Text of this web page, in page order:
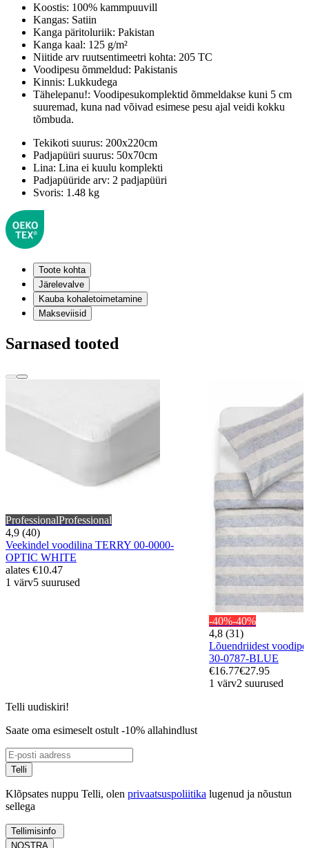
Koostis: 100% kammpuuvill
Kangas: Satiin
Kanga päritoluriik: Pakistan
Kanga kaal: 125 g/m²
Niitide arv ruutsentimeetri kohta: 205 TC
Voodipesu õmmeldud: Pakistanis
Kinnis: Lukkudega
Tähelepanu!: Voodipesukomplektid õmmeldakse kuni 5 cm
suuremad, kuna nad võivad esimese pesu ajal veidi kokku
tõmbuda.
Tekikoti suurus: 200x220cm
Padjapüüri suurus: 50x70cm
Lina: Lina ei kuulu komplekti
Padjapüüride arv: 2 padjapüüri
Svoris: 1.48 kg
Toote kohta
Järelevalve
Kauba kohaletoimetamine
Makseviisid
Sarnased tooted
ProfessionalProfessional
4,9 (40)
Veekindel voodilina TERRY 00-0000-
OPTIC WHITE
alates €10.47
1 värv5 suurused
-40%-40%
4,8 (31)
Lõuendriidest
30-0787-BLUE
€16.77€27.95
1 värv2 suurused
Telli uudiskiri!
Saate oma esimeselt ostult -10% allahindlust
Telli
Klõpsates nuppu Telli, olen privaatsuspoliitika lugenud ja nõustun
sellega
Tellimisinfo
NOSTRA